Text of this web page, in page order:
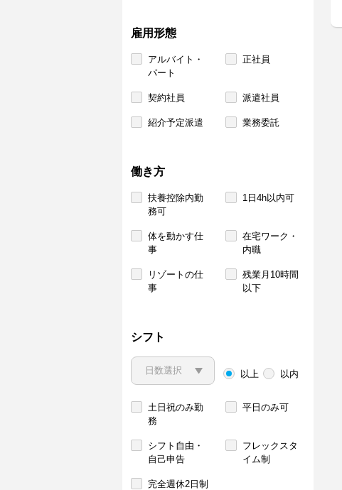
雇用形態
アルバイト・
パート
正社員
契約社員 派遣社員
紹介予定派遣 業務委託
働き方
扶養控除内勤
務可
1日4h以内可
体を動かす仕
事
在宅ワーク・
内職
リゾートの仕
事
残業月10時間
以下
シフト
以上 以内
土日祝のみ勤
務
平日のみ可
シフト自由・
自己申告
フレックスタ
イム制
完全週休2日制